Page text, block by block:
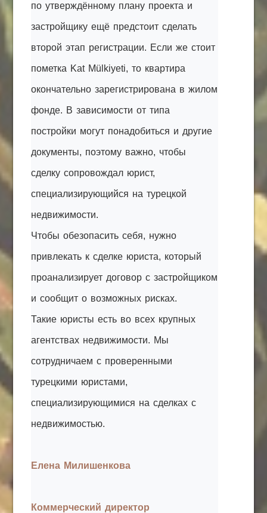
по утверждённому плану проекта и
застройщику ещё предстоит сделать
второй этап регистрации. Если же стоит
пометка Kat Mülkiyeti, то квартира
окончательно зарегистрирована в жилом
фонде. В зависимости от типа
постройки могут понадобиться и другие
документы, поэтому важно, чтобы
сделку сопровождал юрист,
специализирующийся на турецкой
недвижимости.
Чтобы обезопасить себя, нужно
привлекать к сделке юриста, который
проанализирует договор с застройщиком
и сообщит о возможных рисках.
Такие юристы есть во всех крупных
агентствах недвижимости. Мы
сотрудничаем с проверенными
турецкими юристами,
специализирующимися на сделках с
недвижимостью.
Елена Милишенкова
Коммерческий директор